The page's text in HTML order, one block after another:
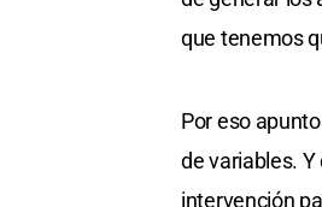
que tenemos
Por eso
de variables.
intervención